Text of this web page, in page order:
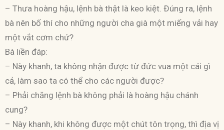
– Thưa hoàng hậu, lệnh bà thật là keo kiệt. Ðúng ra, lệnh
bà nên bố thí cho những người cha già một miếng vải hay
một vắt cơm chứ?
Bà liền đáp:
– Này khanh, ta không nhận được từ đức vua một cái gì
cả, làm sao ta có thể cho các người được?
– Phải chăng lệnh bà không phải là hoàng hậu chánh
cung?
– Này khanh, khi không được một chút tôn trọng, thì địa vị